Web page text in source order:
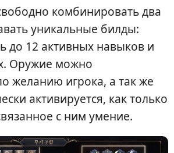
комбинировать два
уникальные билды:
до 12 активных навыков и
Оружие можно
желанию игрока, а так же
активируется, как только
с ним умение.